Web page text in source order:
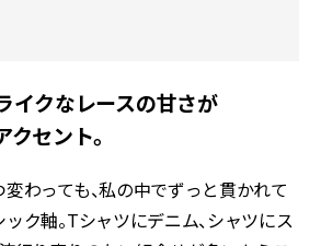
イクなレースの甘さが
セント。
わっても、私の中でずっと貫かれて
ク軸。Tシャツにデニム、シャツにス